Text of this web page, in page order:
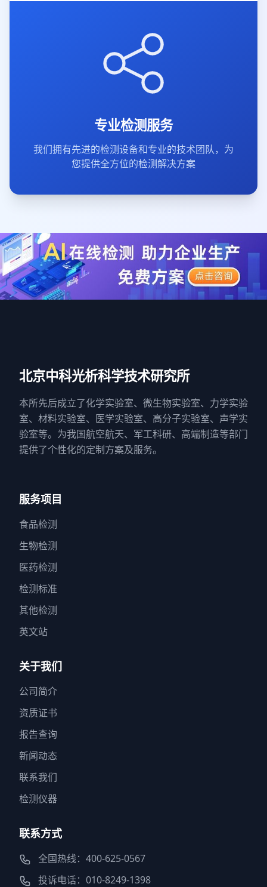
专业检测服务
我们拥有先进的检测设备和专业的技术团队，为
您提供全方位的检测解决方案
北京中科光析科学技术研究所
本所先后成立了化学实验室、微生物实验室、力学实验
室、材料实验室、医学实验室、高分子实验室、声学实
验室等。为我国航空航天、军工科研、高端制造等部门
提供了个性化的定制方案及服务。
服务项目
食品检测
生物检测
医药检测
检测标准
其他检测
英文站
关于我们
公司简介
资质证书
报告查询
新闻动态
联系我们
检测仪器
联系方式
全国热线：400-625-0567
投诉电话：010-8249-1398